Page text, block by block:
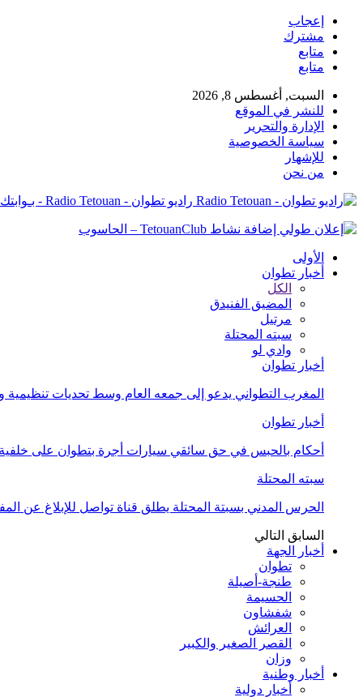
إعجاب
مشترك
متابع
متابع
السبت, أغسطس 8, 2026
للنشر في الموقع
الإدارة والتحرير
سياسة الخصوصية
للإشهار
من نحن
راديو تطوان - Radio Tetouan - بـوابتك نـحو الخبر
الأولى
أخبار تطوان
الكل
المضيق الفنيدق
مرتيل
سبته المحتلة
وادي لو
أخبار تطوان
المغرب التطواني يدعو إلى جمعه العام وسط تحديات
أخبار تطوان
أحكام بالحبس في حق سائقي سيارات أجرة بتطوان على خلفية
سبته المحتلة
الحرس المدني بسبتة المحتلة يطلق قناة تواصل للإبلاغ عن
السابق التالي
أخبار الجهة
تطوان
طنجة-أصيلة
الحسيمة
شفشاون
العرائش
القصر الصغير والكبير
وزان
أخبار وطنية
أخبار دولية